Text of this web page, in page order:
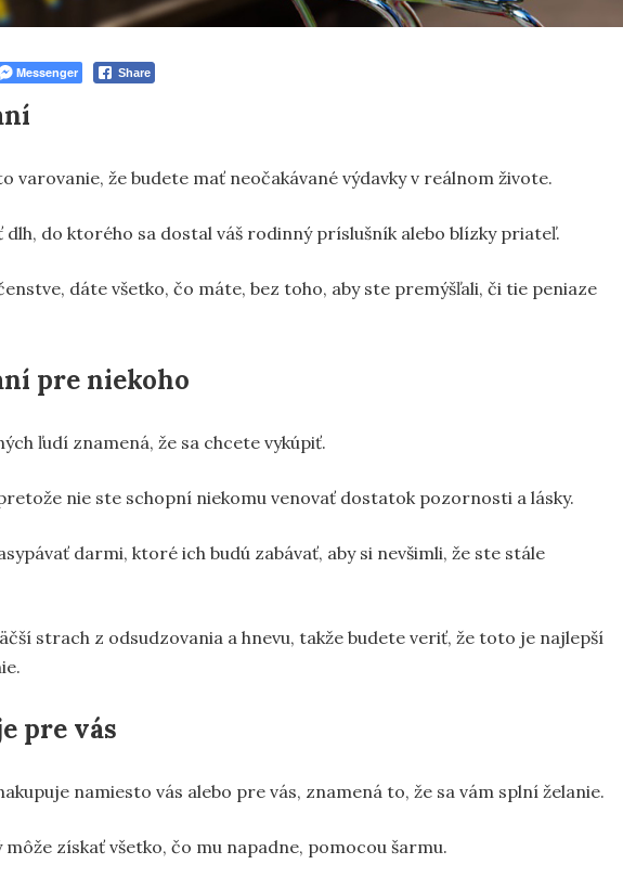
Messenger Share
varovanie, že budete mať neočakávané výdavky v reálnom živote.
do ktorého sa dostal váš rodinný príslušník alebo blízky priateľ.
dáte všetko, čo máte, bez toho, aby ste premýšľali, či tie peniaze
pre niekoho
ľudí znamená, že sa chcete vykúpiť.
nie ste schopní niekomu venovať dostatok pozornosti a lásky.
darmi, ktoré ich budú zabávať, aby si nevšimli, že ste stále
strach z odsudzovania a hnevu, takže budete veriť, že toto je najlepší
pre vás
namiesto vás alebo pre vás, znamená to, že sa vám splní želanie.
získať všetko, čo mu napadne, pomocou šarmu.